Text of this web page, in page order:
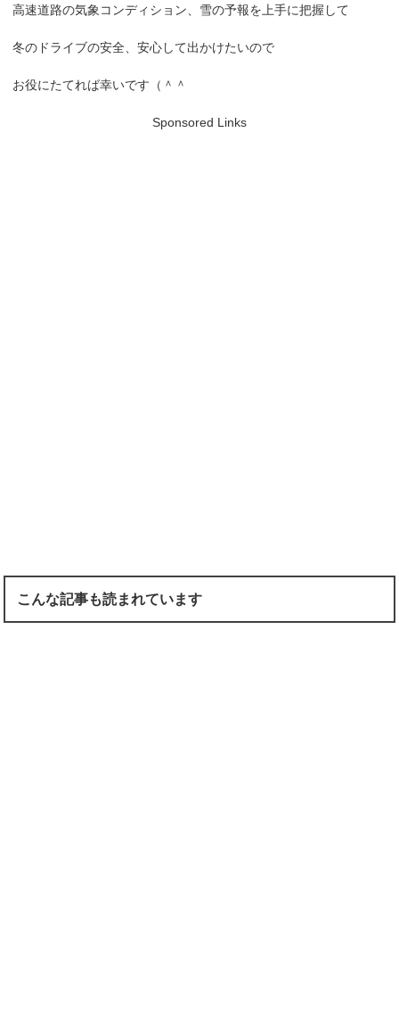
高速道路の気象コンディション、雪の予報を上手に把握して
冬のドライブの安全、安心して出かけたいので
お役にたてれば幸いです（＾＾
Sponsored Links
こんな記事も読まれています